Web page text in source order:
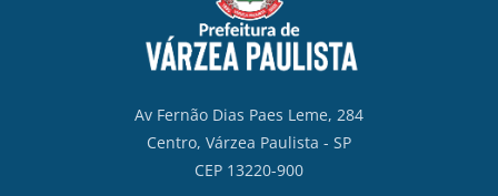
Av Fernão Dias Paes Leme, 284
Centro, Várzea Paulista - SP
CEP 13220-900